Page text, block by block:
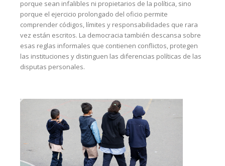
porque sean infalibles ni propietarios de la política, sino
porque el ejercicio prolongado del oficio permite
comprender códigos, límites y responsabilidades que rara
vez están escritos. La democracia también descansa sobre
esas reglas informales que contienen conflictos, protegen
las instituciones y distinguen las diferencias políticas de las
disputas personales.